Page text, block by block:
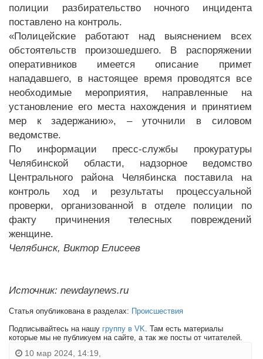
полиции разбирательство ночного инцидента
поставлено на контроль.
«Полицейские работают над выяснением всех
обстоятельств произошедшего. В распоряжении
оперативников имеется описание примет
нападавшего, в настоящее время проводятся все
необходимые мероприятия, направленные на
установление его места нахождения и принятием
мер к задержанию», – уточнили в силовом
ведомстве.
По информации пресс-службы прокуратуры
Челябинской области, надзорное ведомство
Центрального района Челябинска поставила на
контроль ход и результаты процессуальной
проверки, организованной в отделе полиции по
факту причинения телесных повреждений
женщине.
Челябинск, Виктор Елисеев
Источник: newdaynews.ru
Статья опубликована в разделах: Происшествия
Подписывайтесь на нашу группу в VK . Там есть материалы
которые мы не публикуем на сайте, а так же посты от читателей.
10 мар 2024, 14:19,